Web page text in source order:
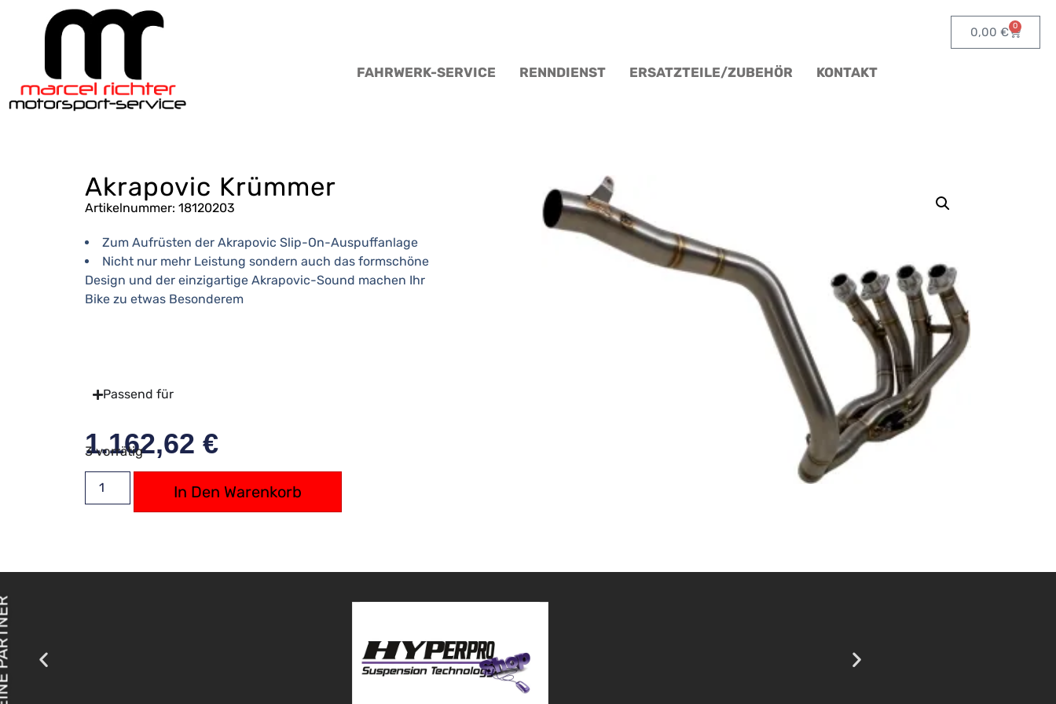
0,00 € 0
FAHRWERK-SERVICE RENNDIENST ERSATZTEILE/ZUBEHÖR KONTAKT
Akrapovic Krümmer
Artikelnummer: 18120203
Zum Aufrüsten der Akrapovic Slip-On-Auspuffanlage
Nicht nur mehr Leistung sondern auch das formschöne
Design und der einzigartige Akrapovic-Sound machen Ihr
Bike zu etwas Besonderem
Passend für
1.162,62 €
3 vorrätig
In Den Warenkorb